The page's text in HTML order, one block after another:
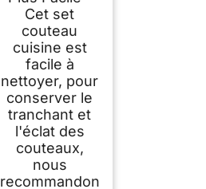
Cet set
couteau
cuisine est
facile à
nettoyer, pour
conserver le
tranchant et
l'éclat des
couteaux,
nous
recommandon